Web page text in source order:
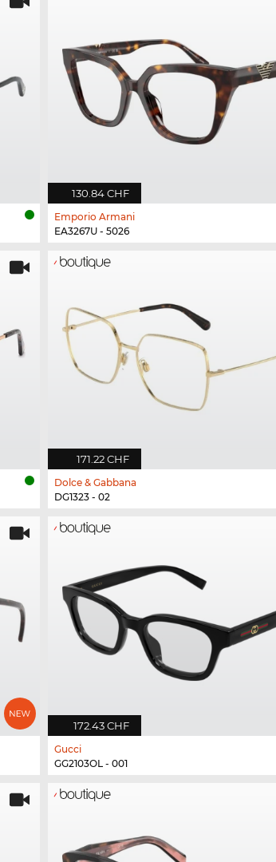
130.84 CHF
Emporio Armani
EA3267U - 5026
171.22 CHF
Dolce & Gabbana
DG1323 - 02
172.43 CHF
Gucci
GG2103OL - 001